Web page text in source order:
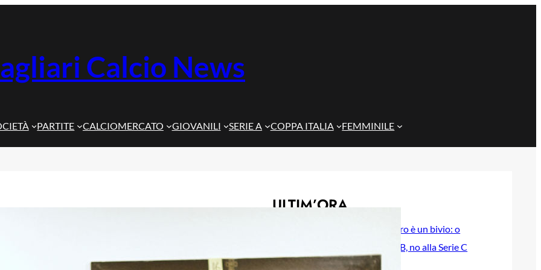
Calcio News
PARTITE CALCIOMERCATO GIOVANILI SERIE A COPPA ITALIA FEMMINILE
ULTIM’ORA
Di Paolo, il futuro è un bivio: o
Cagliari o Serie B, no alla Serie C
7 Agosto 2026